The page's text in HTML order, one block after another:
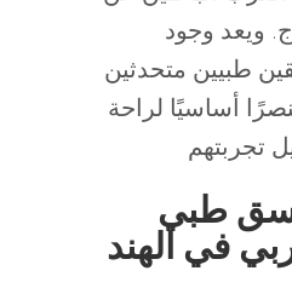
ويعد وجود
طبيين متحدثين
أساسيًا لراحة
طبي
في الهند